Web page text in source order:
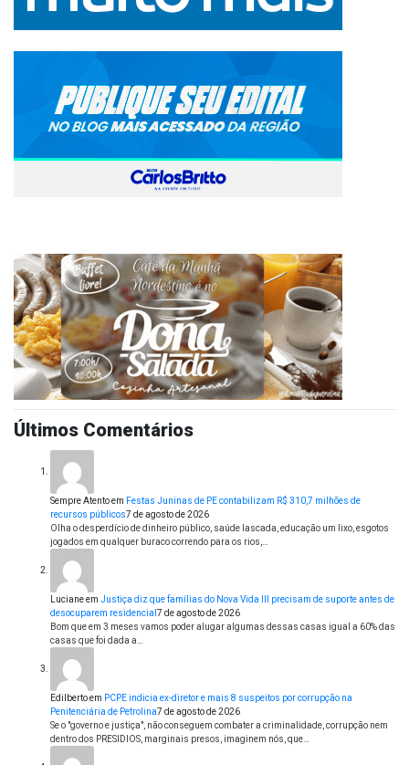
Últimos Comentários
Sempre Atentoem Festas Juninas de PE contabilizam R$ 310,7 milhões de
recursos públicos7 de agosto de 2026
Olha o desperdício de dinheiro público, saúde lascada, educação um lixo, esgotos
jogados em qualquer buraco correndo para os rios,…
Lucianeem Justiça diz que famílias do Nova Vida III precisam de suporte antes de
desocuparem residencial 7 de agosto de 2026
Bom que em 3 meses vamos poder alugar algumas dessas casas igual a 60% das
casas que foi dada a…
Edilbertoem PCPE indicia ex-diretor e mais 8 suspeitos por corrupção na
Penitenciária de Petrolina7 de agosto de 2026
Se o "governo e justiça", não conseguem combater a criminalidade, corrupção nem
dentro dos PRESIDIOS, marginais presos, imaginem nós, que…